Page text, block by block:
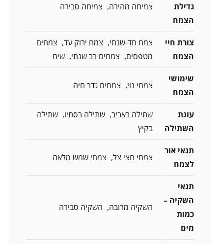
גדילת
הצמח
צמיחה מהירה צמיחה סבירה
צורת חיי
הצמח
צמח חד-שנתי צמח ירוק עד
צמחים
מטפסים
צמחים רב שנתי שיח
שימושי
הצמח
צמחי נוי צמחים גדר חיה
עונת
השתילה
שתילה באביב שתילה בסתיו
שתילה
בקיץ
תנאי אור
לצמח
צמחי חצי צל צמחי שמש מלאה
תנאי
השקיה –
כמות
מים
השקיה מרובה השקיה סבירה